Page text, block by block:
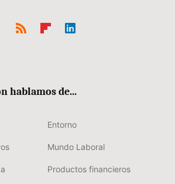
hablamos de...
Entorno
Mundo Laboral
Productos financieros